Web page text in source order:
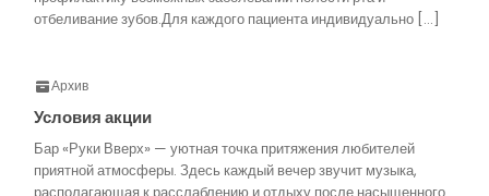
отбеливание зубов.Для каждого пациента индивидуально […]
Архив
Условия акции
Бар «Руки Вверх» — уютная точка притяжения любителей
приятной атмосферы. Здесь каждый вечер звучит музыка,